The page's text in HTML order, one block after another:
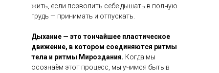
жить, если позволить себе дышать в полную
грудь — принимать и отпускать.
Дыхание — это тончайшее пластическое
движение, в котором соединяются ритмы
тела и ритмы Мироздания. Когда мы
осознаём этот процесс, мы учимся быть в